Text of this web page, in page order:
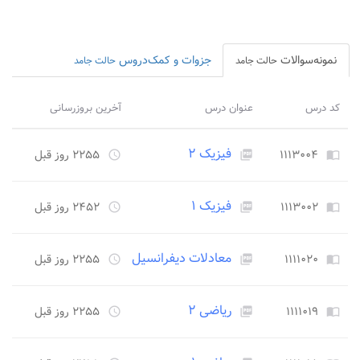
نمونه‌سوالات حالت جامد جزوات و کمک‌دروس حالت جامد
کد درس عنوان درس آخرین بروزرسانی
import_contacts ۱۱۱۳۰۰۴ picture_as_pdf فیزیک ۲ access_time ۲۲۵۵ روز قبل
import_contacts ۱۱۱۳۰۰۲ picture_as_pdf فیزیک ۱ access_time ۲۴۵۲ روز قبل
import_contacts ۱۱۱۱۰۲۰ picture_as_pdf معادلات دیفرانسیل access_time ۲۲۵۵ روز قبل
import_contacts ۱۱۱۱۰۱۹ picture_as_pdf ریاضی ۲ access_time ۲۲۵۵ روز قبل